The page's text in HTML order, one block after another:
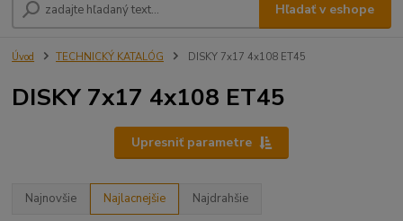
Hľadať v eshope
Úvod TECHNICKÝ KATALÓG DISKY 7x17 4x108 ET45
DISKY 7x17 4x108 ET45
Upresniť parametre
Najnovšie Najlacnejšie Najdrahšie